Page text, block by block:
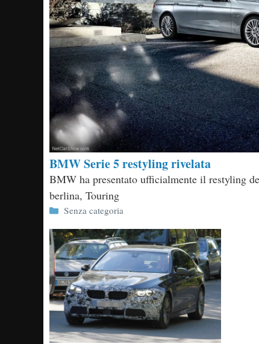
BMW Serie 5 restyling rivelata
BMW ha presentato ufficialmente il restyling
berlina, Touring
Categorie
Senza categoria